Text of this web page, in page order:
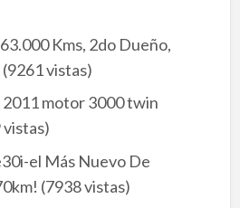
Kms, 2do Dueño,
(9261 vistas)
motor 3000 twin
el Más Nuevo De
(7938 vistas)